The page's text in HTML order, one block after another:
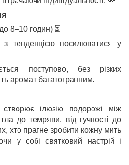
8–10 годин) ⏳
з тенденцією посилюватися у
поступово, без різких
аромат багатогранним.
створює ілюзію подорожі між
до темряви, від гучності до
хто прагне зробити кожну мить
у собі святковий настрій і